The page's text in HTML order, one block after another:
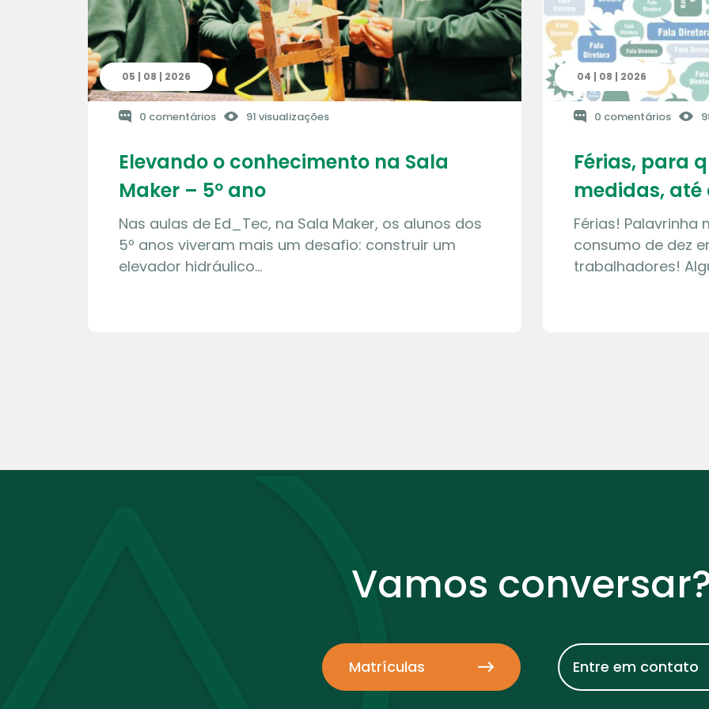
05 | 08 | 2026
0 comentários 91 visualizações
Elevando o conhecimento na Sala
Maker – 5º ano
Nas aulas de Ed_Tec, na Sala Maker, os alunos dos
5º anos viveram mais um desafio: construir um
elevador hidráulico…
04 | 08 | 2026
0 comentários
Férias, para
medidas, até
Férias!
consumo de dez
trabalhadores!
Vamos
Matrículas Entre em contato